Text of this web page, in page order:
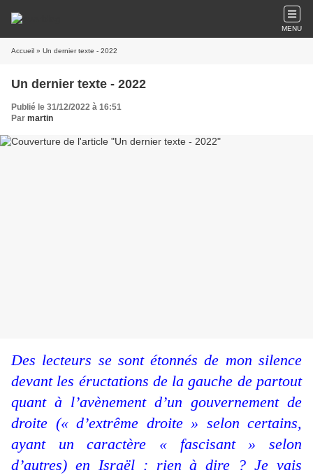
MENU
Accueil » Un dernier texte - 2022
Un dernier texte - 2022
Publié le 31/12/2022 à 16:51
Par martin
Des lecteurs se sont étonnés de mon silence
devant les éructations de la gauche de partout
quant à l’avènement d’un gouvernement de
droite (« d’extrême droite » selon certains,
ayant un caractère « fascisant » selon
d’autres) en Israël : rien à dire ? Je vais